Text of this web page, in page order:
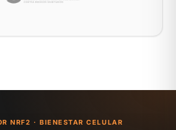
NRF2 · BIENESTAR CELULAR